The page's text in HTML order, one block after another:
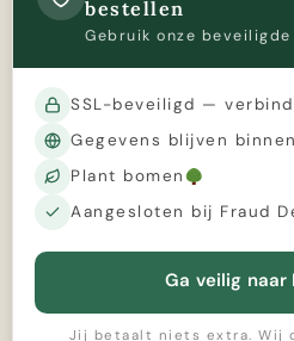
bestellen
Gebruik onze beveiligde
SSL-beveiligd —
Gegevens blijven
Plant bomen
Aangesloten bij Fraud
Ga veilig naar
Jij betaalt niets extra. Wij